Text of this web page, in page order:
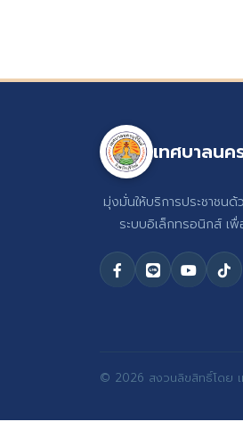
เทศบาลน
มุ่งมั่นให้บริการประชาชน
ระบบอิเล็กทรอนิกส์ เ
© 2026 สงวนลิขสิทธิ์โดย